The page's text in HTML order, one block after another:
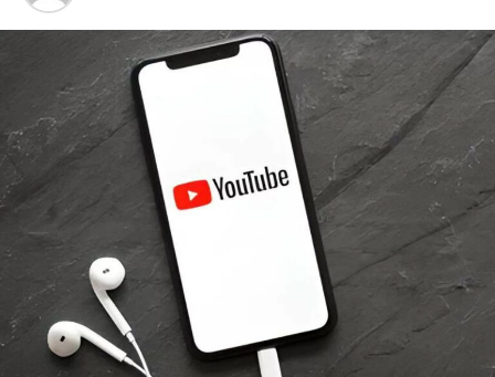
RELATED TOPICS: GRIHALAKSHMI SHEELU EBRAHAM